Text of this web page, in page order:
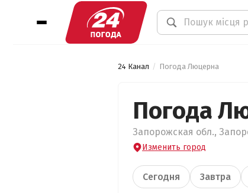
24 Канал Погода Люцерна
Погода
Запорожская обл.,
Изменить город
Сегодня Завтра